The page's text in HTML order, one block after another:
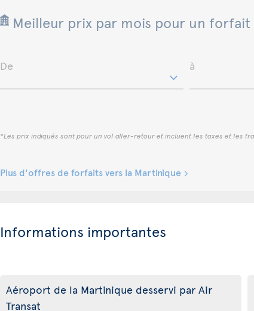
Meilleur prix par mois pour un
De à
*Les prix indiqués sont pour un vol aller-retour et incluent les taxes et les
Plus d'offres de forfaits vers la Martinique
Informations importantes
Aéroport de la Martinique desservi par Air
Transat